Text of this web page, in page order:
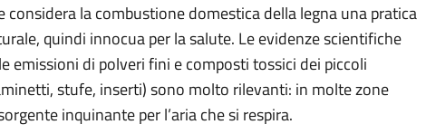
considera la combustione domestica della legna una pratica
quindi innocua per la salute. Le evidenze scientifiche
emissioni di polveri fini e composti tossici dei piccoli
stufe, inserti) sono molto rilevanti: in molte zone
inquinante per l’aria che si respira.